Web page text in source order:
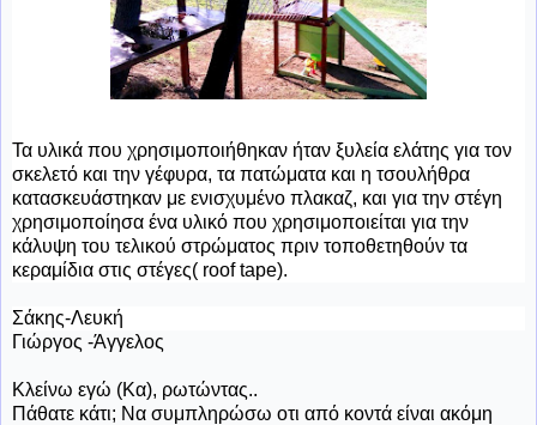
Τα υλικά που χρησιμοποιήθηκαν ήταν ξυλεία ελάτης για τον
σκελετό και την γέφυρα, τα πατώματα και η τσουλήθρα
κατασκευάστηκαν με ενισχυμένο πλακαζ, και για την στέγη
χρησιμοποίησα ένα υλικό που χρησιμοποιείται για την
κάλυψη του τελικού στρώματος πριν τοποθετηθούν τα
κεραμίδια στις στέγες( roof tape).
Σάκης-Λευκή
Γιώργος -Άγγελος
Κλείνω εγώ (Κα), ρωτώντας..
Πάθατε κάτι; Να συμπληρώσω οτι από κοντά είναι ακόμη